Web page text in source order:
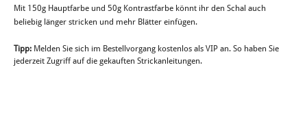
Mit 150g Hauptfarbe und 50g Kontrastfarbe könnt ihr den Schal auch
beliebig länger stricken und mehr Blätter einfügen.
Tipp: Melden Sie sich im Bestellvorgang kostenlos als VIP an. So haben Sie
jederzeit Zugriff auf die gekauften Strickanleitungen.